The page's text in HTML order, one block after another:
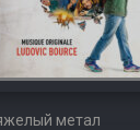
метал